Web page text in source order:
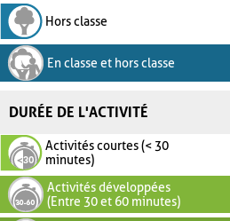
Hors classe
En classe et hors classe
DURÉE DE L'ACTIVITÉ
Activités courtes (< 30
minutes)
Activités développées
(Entre 30 et 60 minutes)